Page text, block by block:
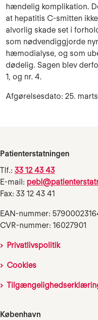
hændelig komplikation.
at hepatitis C-smitten
alvorlig skade set i
som nødvendiggjorde
hæmodialyse, og som
dødelig. Sagen blev
1, og nr. 4.
Afgørelsesdato: 25.
Patienterstatningen
Tlf.: 33 12 43 43
E-mail:
Fax: 33 12 43 41
EAN-nummer:
CVR-nummer: 16027901
Privatlivspolitik
Cookies
København